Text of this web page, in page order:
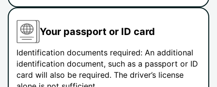
Your passport or ID card
Identification documents required: An additional
identification document, such as a passport or ID
card will also be required. The driver’s license